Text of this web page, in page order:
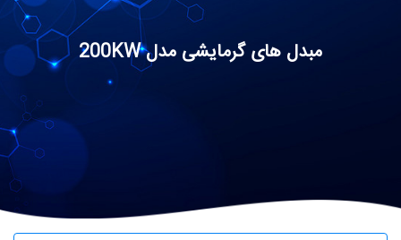
مبدل های گرمایشی مدل 200KW